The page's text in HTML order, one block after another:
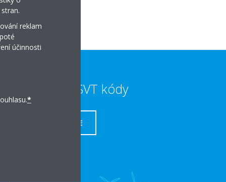
Dotace a SVT kódy
VÍCE
reklam
účinnosti
*